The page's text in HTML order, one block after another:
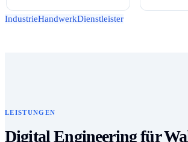
IndustrieHandwerkDienstleister
LEISTUNGEN
Digital Engineering für